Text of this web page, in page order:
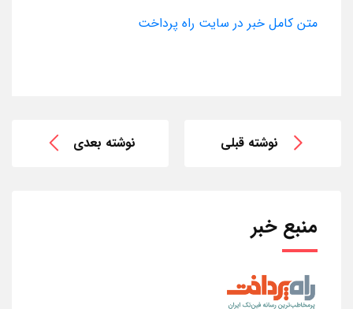
متن کامل خبر در سایت راه پرداخت
نوشته قبلی نوشته بعدی
منبع خبر